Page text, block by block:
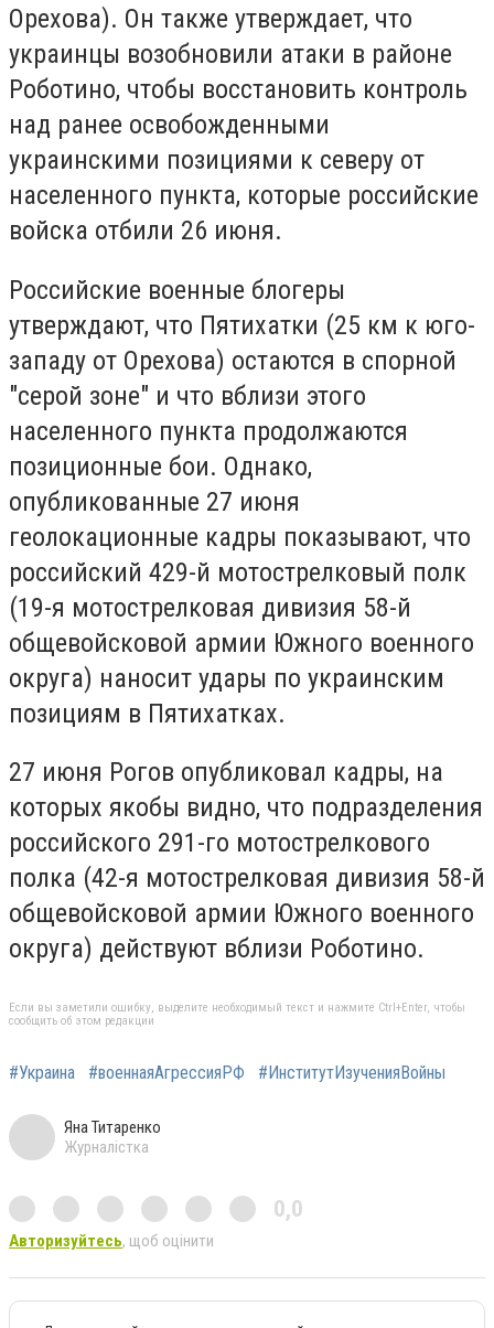
Орехова). Он также утверждает, что
украинцы возобновили атаки в районе
Роботино, чтобы восстановить контроль
над ранее освобожденными
украинскими позициями к северу от
населенного пункта, которые российские
войска отбили 26 июня.
Российские военные блогеры
утверждают, что Пятихатки (25 км к юго-
западу от Орехова) остаются в спорной
"серой зоне" и что вблизи этого
населенного пункта продолжаются
позиционные бои. Однако,
опубликованные 27 июня
геолокационные кадры показывают, что
российский 429-й мотострелковый полк
(19-я мотострелковая дивизия 58-й
общевойсковой армии Южного военного
округа) наносит удары по украинским
позициям в Пятихатках.
27 июня Рогов опубликовал кадры, на
которых якобы видно, что подразделения
российского 291-го мотострелкового
полка (42-я мотострелковая дивизия 58-й
общевойсковой армии Южного военного
округа) действуют вблизи Роботино.
Если вы заметили ошибку, выделите необходимый текст и нажмите Ctrl+Enter, чтобы
сообщить об этом редакции
#Украина #военнаяАгрессияРФ #ИнститутИзученияВойны
Яна Титаренко
Журналістка
0,0
Авторизуйтесь, щоб оцінити